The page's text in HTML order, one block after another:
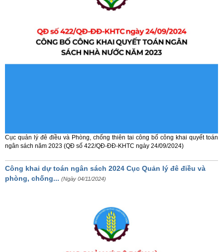
Cục quản lý đê điều và Phòng, chống thiên tai công bố công khai quyết toán
ngân sách năm 2023 (QĐ số 422/QĐ-ĐĐ-KHTC ngày 24/09/2024)
Công khai dự toán ngân sách 2024 Cục Quản lý đê điều và
phòng, chống... (Ngày 04/11/2024)